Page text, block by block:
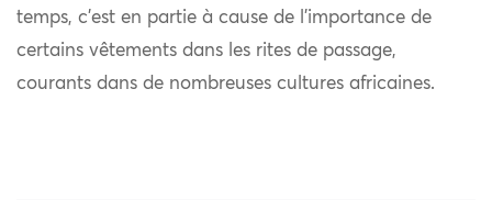
temps, c’est en partie à cause de l’importance de
certains vêtements dans les rites de passage,
courants dans de nombreuses cultures africaines.